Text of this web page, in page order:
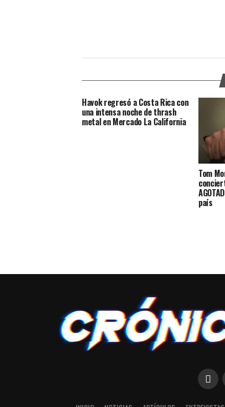
Havok regresó a Costa Rica con
una intensa noche de thrash
metal en Mercado La California
Tom
país